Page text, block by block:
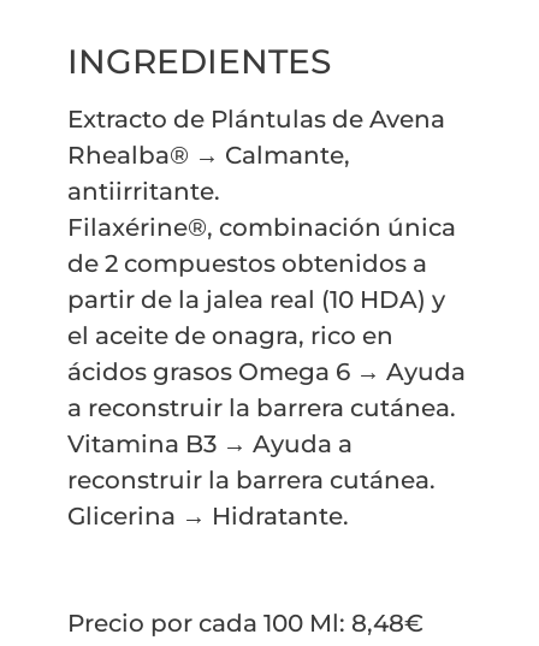
INGREDIENTES
Extracto de Plántulas de Avena
Rhealba® → Calmante,
antiirritante.
Filaxérine®, combinación única
de 2 compuestos obtenidos a
partir de la jalea real (10 HDA) y
el aceite de onagra, rico en
ácidos grasos Omega 6 → Ayuda
a reconstruir la barrera cutánea.
Vitamina B3 → Ayuda a
reconstruir la barrera cutánea.
Glicerina → Hidratante.
Precio por cada 100 Ml: 8,48€